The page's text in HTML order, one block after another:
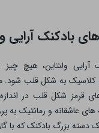
بادکنک آرایی
آرایی ولنتاین، هیچ
کلاسیک به شکل قلب شود.
قرمز شکل قلب در
های عاشقانه و رمانتیک به
دسته بزرگ بادکنک که با